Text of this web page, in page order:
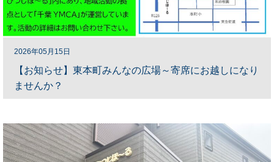
2026年05月15日
【お知らせ】東本町みんなの広場～寄席にお越しになり
ませんか？